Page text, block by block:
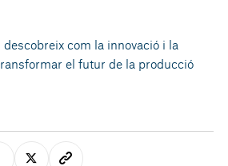
com la innovació i la
el futur de la producció